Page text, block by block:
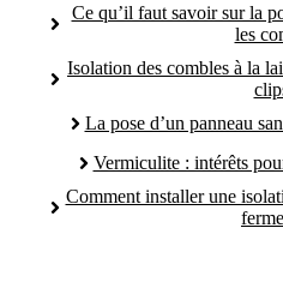
Ce qu’il faut savoir sur la
les
Isolation des combles à la
La pose d’un panneau
Vermiculite : intérêts
Comment installer une